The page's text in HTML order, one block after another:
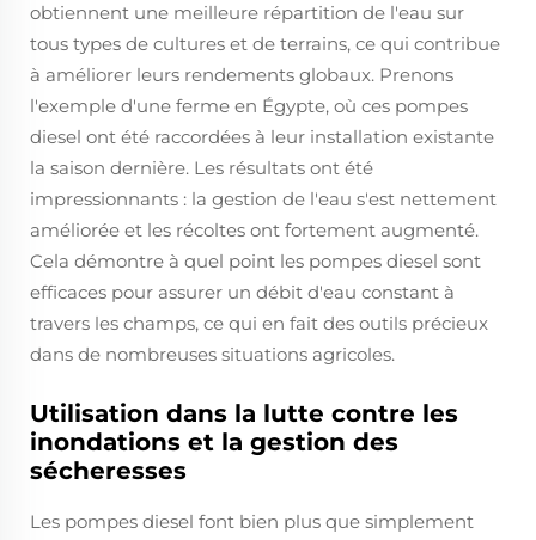
obtiennent une meilleure répartition de l'eau sur
tous types de cultures et de terrains, ce qui contribue
à améliorer leurs rendements globaux. Prenons
l'exemple d'une ferme en Égypte, où ces pompes
diesel ont été raccordées à leur installation existante
la saison dernière. Les résultats ont été
impressionnants : la gestion de l'eau s'est nettement
améliorée et les récoltes ont fortement augmenté.
Cela démontre à quel point les pompes diesel sont
efficaces pour assurer un débit d'eau constant à
travers les champs, ce qui en fait des outils précieux
dans de nombreuses situations agricoles.
Utilisation dans la lutte contre les
inondations et la gestion des
sécheresses
Les pompes diesel font bien plus que simplement